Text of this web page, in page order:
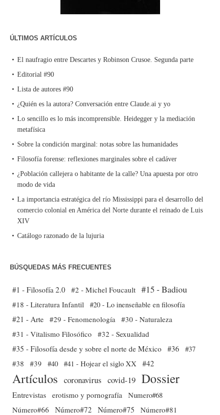
ÚLTIMOS ARTÍCULOS
El naufragio entre Descartes y Robinson Crusoe. Segunda parte
Editorial #90
Lista de autores #90
¿Quién es la autora? Conversación entre Claude.ai y yo
Lo sencillo es lo más incomprensible. Heidegger y la mediación
metafísica
Sobre la condición marginal: notas sobre las humanidades
Filosofía forense: reflexiones marginales sobre el cadáver
¿Población callejera o habitante de la calle? Una apuesta por otro
modo de vida
La importancia estratégica del río Mississippi para el desarrollo del
comercio colonial en América del Norte durante el reinado de Luis
XIV
Catálogo razonado de la lujuria
BÚSQUEDAS MÁS FRECUENTES
#1 - Filosofía 2.0 #2 - Michel Foucault #15 - Badiou
#18 - Literatura Infantil #20 - Lo inenseñable en filosofía
#21 - Arte #29 - Fenomenología
#30 - Naturaleza
#31 - Vitalismo Filosófico
#32 - Sexualidad
#35 - Filosofía desde y sobre el norte de México #36 #37
#38
#39 #40 #41 - Hojear el siglo XX #42
Artículos coronavirus covid-19 Dossier
Entrevistas erotismo y pornografía
Numero#68
Número#66
Número#72 Número#75
Número#81